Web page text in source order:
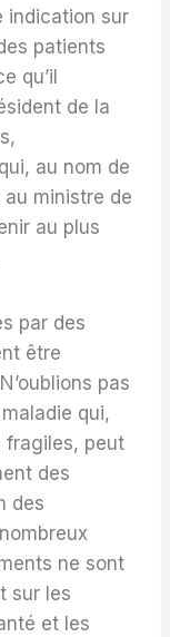
indication sur
patients
qu’il
de la
au nom de
ministre de
au plus
par des
être
pas
qui,
fragiles, peut
des
des
ne sont
sur les
et les